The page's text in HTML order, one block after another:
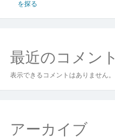
を探る
最近のコメント
表示できるコメントはありません。
アーカイブ